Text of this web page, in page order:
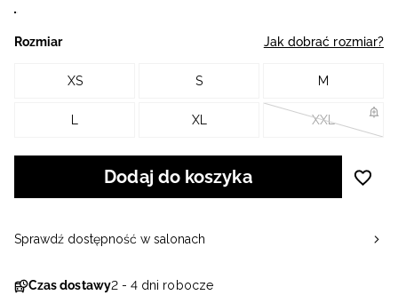
Rozmiar Jak dobrać rozmiar?
XS S M
L XL XXL
Dodaj do koszyka
Czas dostawy2 - 4 dni robocze
Sprawdź dostępność w salonach